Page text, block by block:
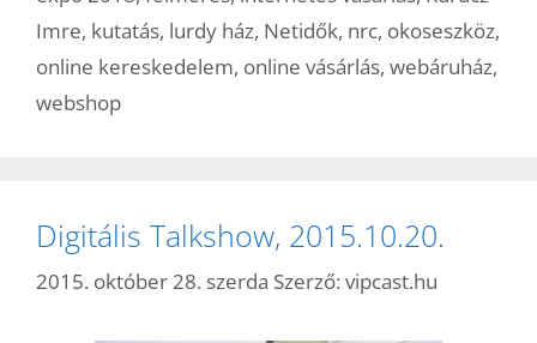
Imre, kutatás, lurdy ház, Netidők, nrc, okoseszköz,
online kereskedelem, online vásárlás, webáruház,
webshop
Digitális Talkshow, 2015.10.20.
2015. október 28. szerda Szerző: vipcast.hu